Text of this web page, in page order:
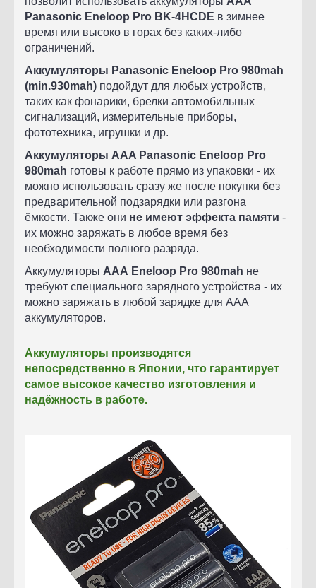
Panasonic Eneloop Pro BK-4HCDE в зимнее
время или высоко в горах без каких-либо
ограничений.
Аккумуляторы Panasonic Eneloop Pro 980mah
(min.930mah) подойдут для любых устройств,
таких как фонарики, брелки автомобильных
сигнализаций, измерительные приборы,
фототехника, игрушки и др.
Аккумуляторы AAA Panasonic Eneloop Pro
980mah готовы к работе прямо из упаковки - их
можно использовать сразу же после покупки без
предварительной подзарядки или разгона
ёмкости. Также они не имеют эффекта памяти -
их можно заряжать в любое время без
необходимости полного разряда.
Аккумуляторы AAA Eneloop Pro 980mah не
требуют специального зарядного устройства - их
можно заряжать в любой зарядке для ААА
аккумуляторов.
Аккумуляторы производятся
непосредственно в Японии, что гарантирует
самое высокое качество изготовления и
надёжность в работе.